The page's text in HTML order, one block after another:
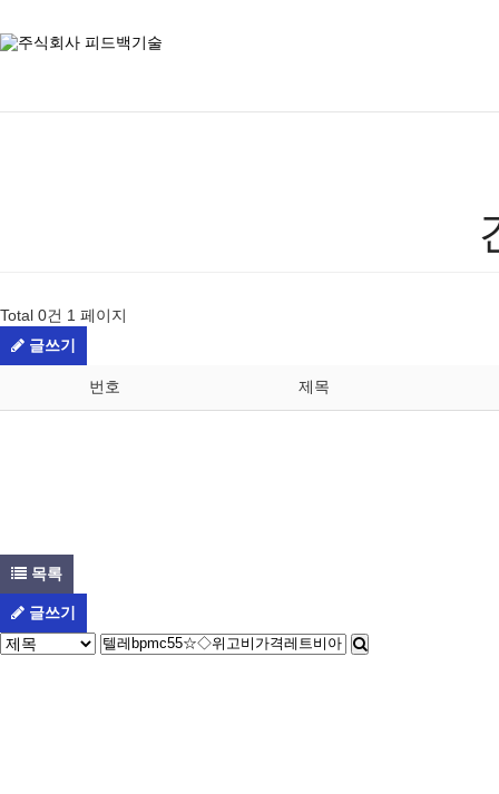
Total 0건 1 페이지
글쓰기
번호 제목
목록
글쓰기